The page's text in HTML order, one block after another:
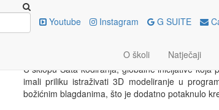
Youtube Instagram G SUITE
O školi Natječaji
Zima i Božić u 3D svijetu
U sklopu Sata kodiranja, globalne inicijative
imali priliku istraživati 3D modeliranje u
božićnim blagdanima, što je dodatno potaknulo